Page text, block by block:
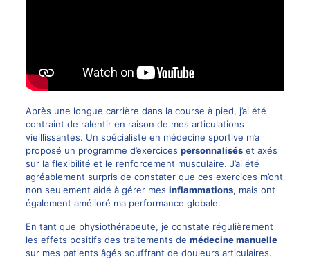
Après une longue carrière dans la course à pied, j’ai été
contraint de ralentir en raison de mes articulations
vieillissantes. Un spécialiste en médecine sportive m’a
proposé un programme d’exercices personnaliséset axés
sur la flexibilité et le renforcement musculaire. J’ai été
agréablement surpris de constater que ces exercices m’ont
non seulement aidé à gérer mes inflammations, mais ont
également amélioré ma performance globale.
En tant que physiothérapeute, je constate régulièrement
les effets positifs des traitements de médecine manuelle
sur mes patients âgés souffrant de douleurs articulaires.